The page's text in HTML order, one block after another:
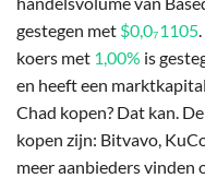
gestegen met $0,0₇1105
koers met 1,00% is
en heeft een
Chad kopen? Dat kan.
kopen zijn: Bitvavo,
meer aanbieders vinden